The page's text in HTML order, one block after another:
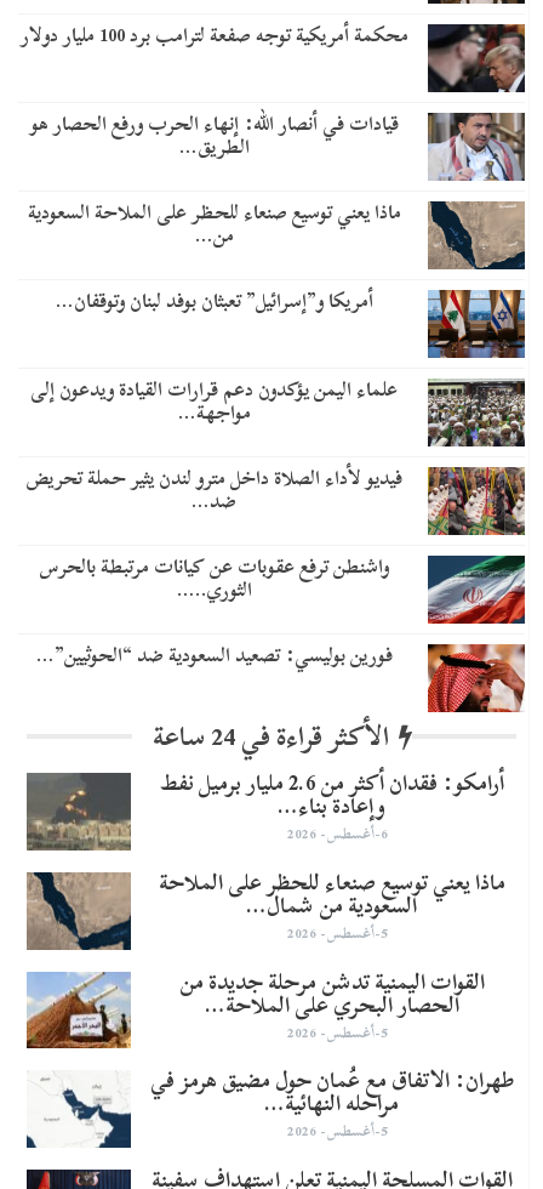
محكمة أمريكية توجه صفعة لترامب برد 100 مليار دولار
قيادات في أنصار الله: إنهاء الحرب ورفع الحصار هو
الطريق…
ماذا يعني توسيع صنعاء للحظر على الملاحة السعودية
من…
أمريكا و”إسرائيل” تعبثان بوفد لبنان وتوقفان…
علماء اليمن يؤكدون دعم قرارات القيادة ويدعون إلى
مواجهة…
فيديو لأداء الصلاة داخل مترو لندن يثير حملة تحريض
ضد…
واشنطن ترفع عقوبات عن كيانات مرتبطة بالحرس
الثوري..…
​فورين بوليسي: تصعيد السعودية ضد “الحوثيين”…
الأكثر قراءة في 24 ساعة
أرامكو: فقدان أكثر من 2.6 مليار برميل نفط
وإعادة بناء…
6-أغسطس- 2026
ماذا يعني توسيع صنعاء للحظر على الملاحة
السعودية من شمال…
5-أغسطس- 2026
القوات اليمنية تدشن مرحلة جديدة من
الحصار البحري على الملاحة…
5-أغسطس- 2026
طهران: الاتفاق مع عُمان حول مضيق هرمز في
مراحله النهائية…
5-أغسطس- 2026
القوات المسلحة اليمنية تعلن استهداف سفينة